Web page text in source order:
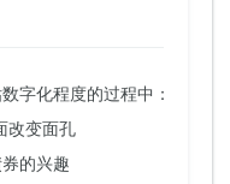
字化程度的过程中：官方
改变面孔
的兴趣